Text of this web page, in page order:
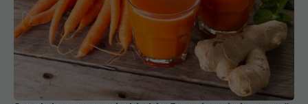
Sucul de morcov și ghimbir: 5 motive uimitoare să
îl bei mai des